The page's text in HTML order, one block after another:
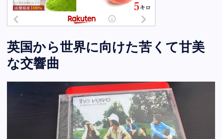
英国から世界に向けた苦くて甘美
な交響曲